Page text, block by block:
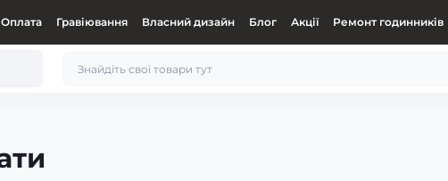
Оплата Гравіювання Власний дизайн Блог Акції Ремонт годинників